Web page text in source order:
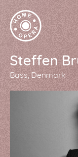
Steffen
Bass Denmark